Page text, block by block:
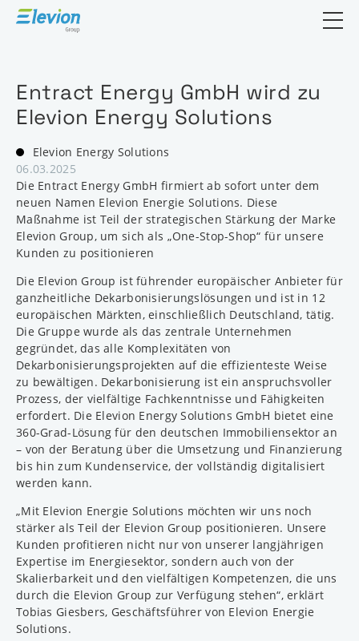
Suchfeld
Entract Energy GmbH wird zu
Elevion Energy Solutions
Elevion Energy Solutions
06.03.2025
Die Entract Energy GmbH firmiert ab sofort unter dem
neuen Namen Elevion Energie Solutions. Diese
Maßnahme ist Teil der strategischen Stärkung der Marke
Elevion Group, um sich als „One-Stop-Shop“ für unsere
Kunden zu positionieren
Die Elevion Group ist führender europäischer Anbieter für
ganzheitliche Dekarbonisierungslösungen und ist in 12
europäischen Märkten, einschließlich Deutschland, tätig.
Die Gruppe wurde als das zentrale Unternehmen
gegründet, das alle Komplexitäten von
Dekarbonisierungsprojekten auf die effizienteste Weise
zu bewältigen. Dekarbonisierung ist ein anspruchsvoller
Prozess, der vielfältige Fachkenntnisse und Fähigkeiten
erfordert. Die Elevion Energy Solutions GmbH bietet eine
360-Grad-Lösung für den deutschen Immobiliensektor an
– von der Beratung über die Umsetzung und Finanzierung
bis hin zum Kundenservice, der vollständig digitalisiert
werden kann.
„Mit Elevion Energie Solutions möchten wir uns noch
stärker als Teil der Elevion Group positionieren. Unsere
Kunden profitieren nicht nur von unserer langjährigen
Expertise im Energiesektor, sondern auch von der
Skalierbarkeit und den vielfältigen Kompetenzen, die uns
durch die Elevion Group zur Verfügung stehen“, erklärt
Tobias Giesbers, Geschäftsführer von Elevion Energie
Solutions.